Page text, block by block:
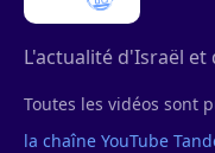
L'actualité d'Israël
Toutes les vidéos sont
la chaîne YouTube